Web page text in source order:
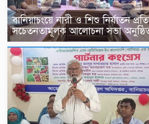
বানিয়াচংয়ে নারী ও শিশু নির্যাতন
সচেতনতামূলক আলোচনা সভা